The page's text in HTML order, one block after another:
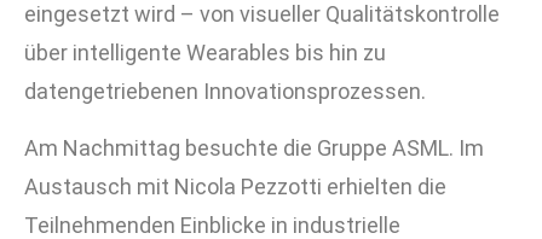
eingesetzt wird – von visueller Qualitätskontrolle
über intelligente Wearables bis hin zu
datengetriebenen Innovationsprozessen.
Am Nachmittag besuchte die Gruppe ASML. Im
Austausch mit Nicola Pezzotti erhielten die
Teilnehmenden Einblicke in industrielle